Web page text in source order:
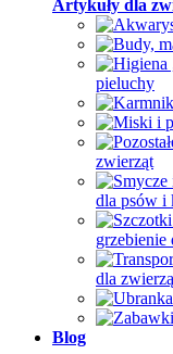
Artykuły dla
pieluchy
zwierząt
dla psów i
grzebienie
dla
Blog